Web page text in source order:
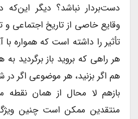
دست‌بردار نباشد؟ دیگر این‌که
وقایع خاصی از تاریخ اجتماعی و
تأثیر را داشته است که همواره با
هر راهی که بروید باز برگردید به
هم اگر بزنید، هر موضوعی اگر در
بازهم لا محال از همان نقطه
منتقدین ممکن است چنین